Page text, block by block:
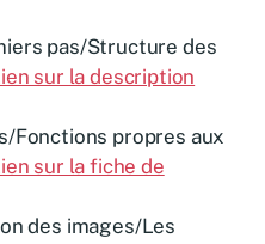
pas/Structure des
sur la description
Fonctions propres aux
sur la fiche de
des images/Les